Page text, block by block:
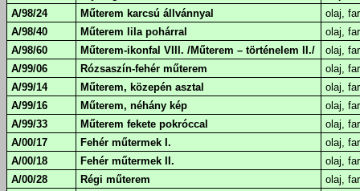
A/98/24
Műterem karcsú állvánnyal
olaj,
A/98/40
Műterem lila pohárral
olaj,
A/98/60
Műterem-ikonfal VIII. /Műterem – történelem II./
olaj,
A/99/06
Rózsaszín-fehér műterem
olaj,
A/99/14
Műterem, közepén asztal
olaj,
A/99/16
Műterem, néhány kép
olaj,
A/99/33
Műterem fekete pokróccal
olaj,
A/00/17
Fehér műtermek I.
olaj,
A/00/18
Fehér műtermek II.
olaj,
A/00/28
Régi műterem
olaj,